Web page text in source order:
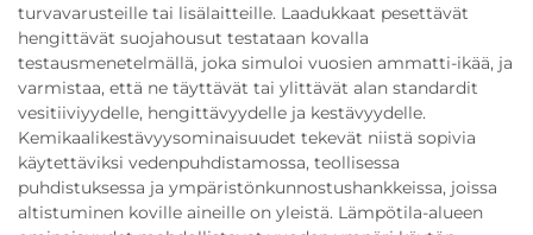
turvavarusteille tai lisälaitteille. Laadukkaat pesettävät
hengittävät suojahousut testataan kovalla
testausmenetelmällä, joka simuloi vuosien ammatti-ikää, ja
varmistaa, että ne täyttävät tai ylittävät alan standardit
vesitiiviyydelle, hengittävyydelle ja kestävyydelle.
Kemikaalikestävyysominaisuudet tekevät niistä sopivia
käytettäviksi vedenpuhdistamossa, teollisessa
puhdistuksessa ja ympäristönkunnostushankkeissa, joissa
altistuminen koville aineille on yleistä. Lämpötila-alueen